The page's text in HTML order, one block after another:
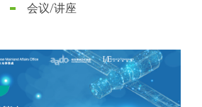
会议/讲座